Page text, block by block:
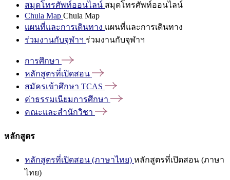
สมุดโทรศัพท์ออนไลน์ สมุดโทรศัพท์ออนไลน์
Chula Map Chula Map
แผนที่และการเดินทาง แผนที่และการเดินทาง
ร่วมงานกับจุฬาฯ ร่วมงานกับจุฬาฯ
การศึกษา
หลักสูตรที่เปิดสอน
สมัครเข้าศึกษา TCAS
ค่าธรรมเนียมการศึกษา
คณะและสำนักวิชา
หลักสูตร
หลักสูตรที่เปิดสอน (ภาษาไทย) หลักสูตรที่เปิดสอน (ภาษา
ไทย)